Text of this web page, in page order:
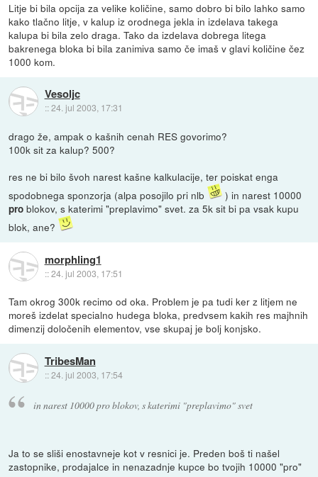
Litje bi bila opcija za velike količine, samo dobro bi bilo lahko samo
kako tlačno litje, v kalup iz orodnega jekla in izdelava takega
kalupa bi bila zelo draga. Tako da izdelava dobrega litega
bakrenega bloka bi bila zanimiva samo če imaš v glavi količine čez
1000 kom.
Vesoljc
::24. jul 2003, 17:31
drago že, ampak o kašnih cenah RES govorimo?
100k sit za kalup? 500?
res ne bi bilo švoh narest kašne kalkulacije, ter poiskat enga
spodobnega sponzorja (alpa posojilo pri nlb
) in narest 10000
pro blokov, s katerimi "preplavimo" svet. za 5k sit bi pa vsak kupu
blok, ane?
morphling1
::24. jul 2003, 17:51
Tam okrog 300k recimo od oka. Problem je pa tudi ker z litjem ne
moreš izdelat specialno hudega bloka, predvsem kakih res majhnih
dimenzij določenih elementov, vse skupaj je bolj konjsko.
TribesMan
::24. jul 2003, 17:54
in narest 10000 pro blokov, s katerimi "preplavimo" svet
Ja to se sliši enostavneje kot v resnici je. Preden boš ti našel
zastopnike, prodajalce in nenazadnje kupce bo tvojih 10000 "pro"